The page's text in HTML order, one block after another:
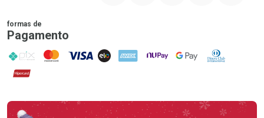
formas de
Pagamento
PIX MasterCard
VISA ELO AMEX NuPay Google PayDiners Club
Hipercard
Promoção em Destaque